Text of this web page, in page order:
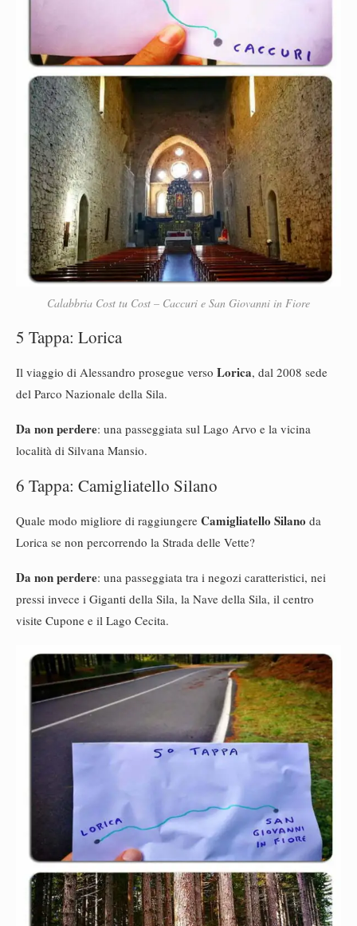
Calabbria Cost tu Cost – Caccuri e San Giovanni in Fiore
5 Tappa: Lorica
Il viaggio di Alessandro prosegue verso Lorica, dal 2008 sede
del Parco Nazionale della Sila.
Da non perdere: una passeggiata sul Lago Arvo e la vicina
località di Silvana Mansio.
6 Tappa: Camigliatello Silano
Quale modo migliore di raggiungere Camigliatello Silano da
Lorica se non percorrendo la Strada delle Vette?
Da non perdere: una passeggiata tra i negozi caratteristici, nei
pressi invece i Giganti della Sila, la Nave della Sila, il centro
visite Cupone e il Lago Cecita.